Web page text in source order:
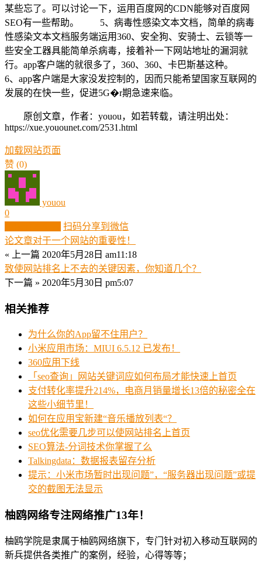
某些忘了。可以讨论一下，运用百度网的CDN能够对百度网
SEO有一些帮助。 5、病毒性感染文本文档，简单的病毒
性感染文本文档服务端运用360、安全狗、安骑士、云锁等一
些安全工器具能简单杀病毒，接着补一下网站地址的漏洞就
行。app客户端的就很多了，360、360、卡巴斯基这种。
6、app客户端是大家没发控制的，因而只能希望国家互联网的
发展的在快一些，促进5G�r期急速来临。
原创文章，作者：youou，如若转载，请注明出处：
https://xue.youounet.com/2531.html
加载网站页面
赞 (0)
youou
0
扫码分享到微信
论文章对于一个网站的重要性！
« 上一篇 2020年5月28日 am11:18
致使网站排名上不去的关键因素，你知道几个？
下一篇 » 2020年5月30日 pm5:07
相关推荐
为什么你的App留不住用户？
小米应用市场：MIUI 6.5.12 已发布！
360应用下线
「seo查询」网站关键词应如何布局才能快速上首页
支付转化率提升214%，电商月销量增长13倍的秘密全在
这些小细节里！
如何在应用宝新建“音乐播放列表“？
seo优化需要几步可以使网站排名上首页
SEO算法-分词技术你掌握了么
Talkingdata：数据报表留存分析
提示：小米市场暂时出现问题”，“服务器出现问题”或提
交的截图无法显示
柚鸥网络专注网络推广13年！
柚鸥学院是隶属于柚鸥网络旗下，专门针对初入移动互联网的
新兵提供各类推广的案例，经验，心得等等；